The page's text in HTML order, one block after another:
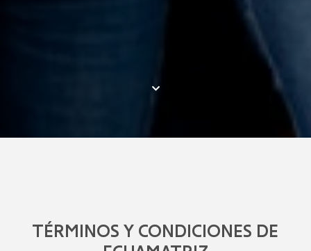
TÉRMINOS Y CONDICIONES DE